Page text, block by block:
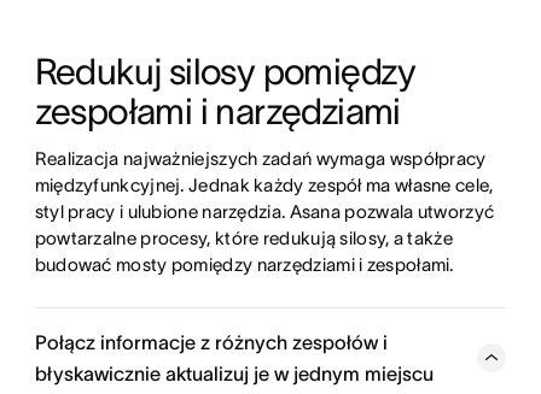
Redukuj silosy pomiędzy
zespołami i narzędziami
Realizacja najważniejszych zadań wymaga współpracy
międzyfunkcyjnej. Jednak każdy zespół ma własne cele,
styl pracy i ulubione narzędzia. Asana pozwala utworzyć
powtarzalne procesy, które redukują silosy, a także
budować mosty pomiędzy narzędziami i zespołami.
Połącz informacje z różnych zespołów i
błyskawicznie aktualizuj je w jednym miejscu